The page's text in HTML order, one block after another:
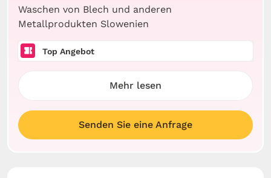
Waschen von Blech und anderen
Metallprodukten Slowenien
Top Angebot
Mehr lesen
Senden Sie eine Anfrage